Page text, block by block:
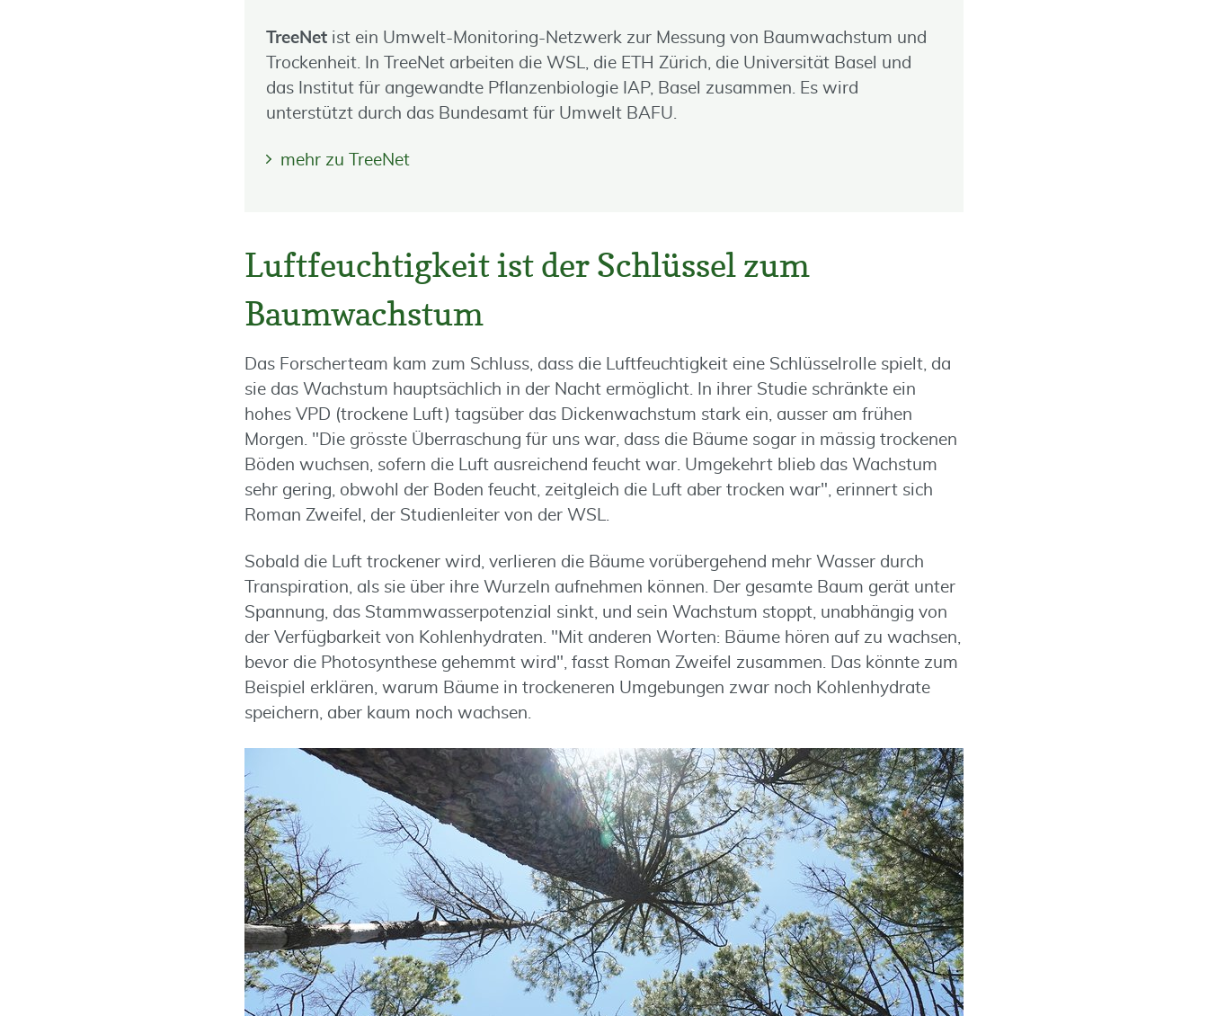
TreeNet ist ein Umwelt-Monitoring-Netzwerk zur Messung von Baumwachstum und
Trockenheit. In TreeNet arbeiten die WSL, die ETH Zürich, die Universität Basel und
das Institut für angewandte Pflanzenbiologie IAP, Basel zusammen. Es wird
unterstützt durch das Bundesamt für Umwelt BAFU.
mehr zu TreeNet
Luftfeuchtigkeit ist der Schlüssel zum
Baumwachstum
Das Forscherteam kam zum Schluss, dass die Luftfeuchtigkeit eine Schlüsselrolle spielt, da
sie das Wachstum hauptsächlich in der Nacht ermöglicht. In ihrer Studie schränkte ein
hohes VPD (trockene Luft) tagsüber das Dickenwachstum stark ein, ausser am frühen
Morgen. "Die grösste Überraschung für uns war, dass die Bäume sogar in mässig trockenen
Böden wuchsen, sofern die Luft ausreichend feucht war. Umgekehrt blieb das Wachstum
sehr gering, obwohl der Boden feucht, zeitgleich die Luft aber trocken war", erinnert sich
Roman Zweifel, der Studienleiter von der WSL.
Sobald die Luft trockener wird, verlieren die Bäume vorübergehend mehr Wasser durch
Transpiration, als sie über ihre Wurzeln aufnehmen können. Der gesamte Baum gerät unter
Spannung, das Stammwasserpotenzial sinkt, und sein Wachstum stoppt, unabhängig von
der Verfügbarkeit von Kohlenhydraten. "Mit anderen Worten: Bäume hören auf zu wachsen,
bevor die Photosynthese gehemmt wird", fasst Roman Zweifel zusammen. Das könnte zum
Beispiel erklären, warum Bäume in trockeneren Umgebungen zwar noch Kohlenhydrate
speichern, aber kaum noch wachsen.